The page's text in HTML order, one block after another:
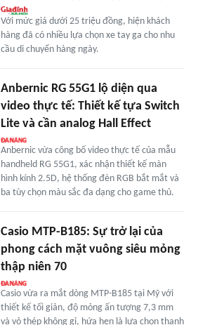
Với mức giá dưới 25 triệu đồng, hiện khách
hàng đã có nhiều lựa chọn xe tay ga cho nhu
cầu di chuyển hàng ngày.
Anbernic RG 55G1 lộ diện qua
video thực tế: Thiết kế tựa Switch
Lite và cần analog Hall Effect
Anbernic vừa công bố video thực tế của mẫu
handheld RG 55G1, xác nhận thiết kế màn
hình kính 2.5D, hệ thống đèn RGB bắt mắt và
ba tùy chọn màu sắc đa dạng cho game thủ.
Casio MTP-B185: Sự trở lại của
phong cách mặt vuông siêu mỏng
thập niên 70
Casio vừa ra mắt dòng MTP-B185 tại Mỹ với
thiết kế tối giản, độ mỏng ấn tượng 7,3 mm
và vỏ thép không gỉ, hứa hẹn là lựa chọn thanh